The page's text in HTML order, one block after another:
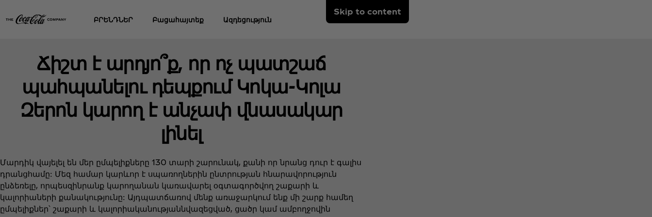
Skip to content
ԲՐԵՆԴՆԵՐ Բացահայտեք Ազդեցություն
Ճիշտ է արդյո՞ք, որ ոչ պատշաճ
պահպանելու դեպքում Կոկա-Կոլա
Զերոն կարող է անչափ վնասակար
լինել
Մարդիկ վայելել են մեր ըմպելիքները 130 տարի շարունակ, քանի որ նրանց դուր է գալիս
դրանցհամը: Մեզ համար կարևոր է սպառողներին ընտրության հնարավորություն
ընձեռելը, որպեսզինրանք կարողանան կառավարել օգտագործվող շաքարի և
կալորիաների քանակությունը: Այդպատճառով մենք առաջարկում ենք մի շարք համեղ
ըմպելիքներ՝ շաքարի և կալորիականությաննվազեցված, ցածր կամ ամբողջովին